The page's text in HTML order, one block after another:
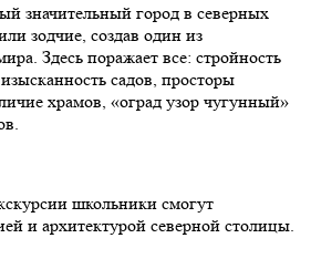
значительный город в северных
зодчие, создав один из
Здесь поражает все: стройность
садов, просторы
храмов, «оград узор чугунный»
школьники смогут
и архитектурой северной столицы.